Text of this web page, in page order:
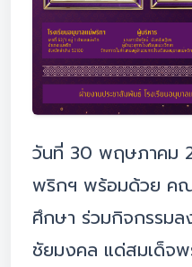
วันที่ 30 พฤษภาคม
พริกฯ พร้อมด้วย คณ
ศึกษา ร่วมกิจกรรมล
ชัยมงคล แด่สมเด็จพ